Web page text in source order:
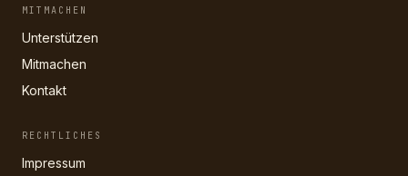
MITMACHEN
Unterstützen
Mitmachen
Kontakt
RECHTLICHES
Impressum